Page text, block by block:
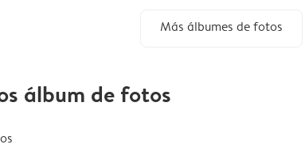
Más álbumes de fotos
álbum de fotos